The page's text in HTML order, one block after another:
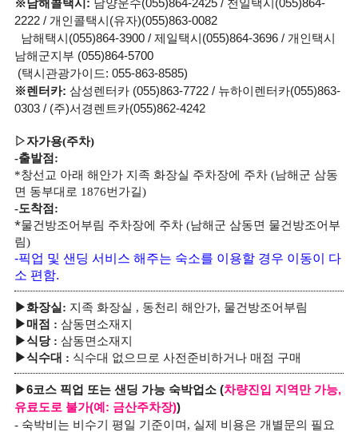
※남해콜택시: 남양운수(055)864-2425 / 천일택시(055)864-
2222 / 개인콜택시(유자)(055)863-0082
남해택시(055)864-3900 / 제일택시(055)864-3696 / 개인택시
남해군지부 (055)864-5700
(택시관광가이드: 055-863-8585)
※렌터카: 삼성렌터카 (055)863-7722 / 뉴하이렌터카(055)863-
0303 / (주)서경렌트카(055)862-4242
▷자가용(주차)
-출발점 :
*창선교 아래 해안가 지족 화장실 주차장에 주차 (남해군 삼동
면 동부대로 1876번가길)
-도착점 :
*물건방조어부림 주차장에 주차 (남해군 삼동면 물건방조어부
림)
-픽업 및 샌딩 서비스 해주는 숙소를 이용할 경우 이동이 다
소 편함.
▶화장실 : 지족 화장실 , 동천리 해안가, 물건방조어부림
▶매점 : 삼동면소재지
▶식당 : 삼동면소재지
▶식수대 : 식수대 없으므로 사전준비하거나 매점 구매
▶6코스 픽업 또는 샌딩 가능 숙박업소 (차량진입 지역만 가능,
유료도로 불가(예: 금산주차장))
- 숙박비는 비수기 평일 기준이며 , 실제 비용은 개별문의 필요